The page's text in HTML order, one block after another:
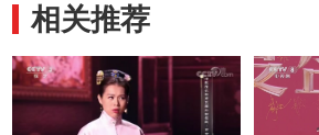
相关推荐